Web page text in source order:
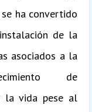
ha convertido
de la
asociados a la
de
la vida pese al